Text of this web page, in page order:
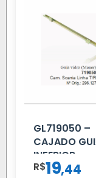
GL719050 –
CAJADO
INFERIOR
SCANIA T/R
R$19,44